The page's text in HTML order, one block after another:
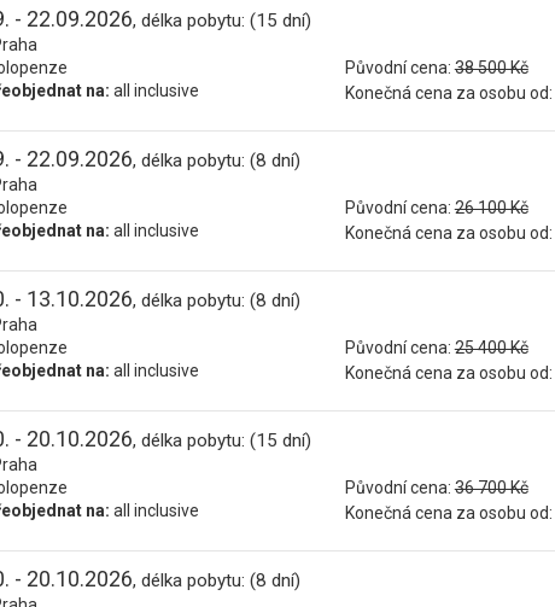
- 22.09.2026, délka pobytu: (15 dní)
na: all inclusive
Původní cena:38 500 Kč
Konečná cena za osobu od:
- 22.09.2026, délka pobytu: (8 dní)
na: all inclusive
Původní cena:26 100 Kč
Konečná cena za osobu od:
- 13.10.2026, délka pobytu: (8 dní)
na: all inclusive
Původní cena:25 400 Kč
Konečná cena za osobu od:
- 20.10.2026, délka pobytu: (15 dní)
na: all inclusive
Původní cena:36 700 Kč
Konečná cena za osobu od:
- 20.10.2026, délka pobytu: (8 dní)